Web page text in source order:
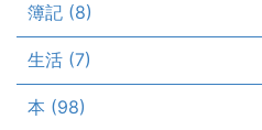
簿記 (8)
生活 (7)
本 (98)